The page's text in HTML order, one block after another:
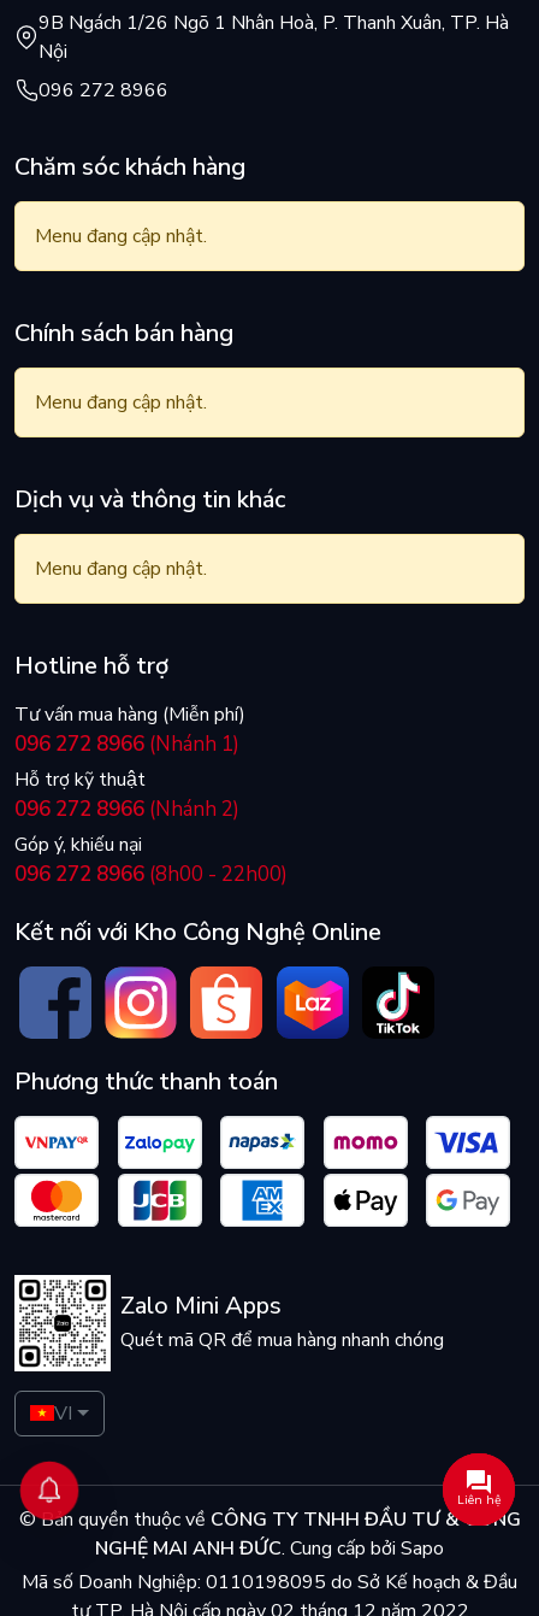
9B Ngách 1/26 Ngõ 1 Nhân Hoà, P. Thanh Xuân, TP. Hà
Nội
096 272 8966
Chăm sóc khách hàng
Menu đang cập nhật.
Chính sách bán hàng
Menu đang cập nhật.
Dịch vụ và thông tin khác
Menu đang cập nhật.
Hotline hỗ trợ
Tư vấn mua hàng (Miễn phí)
096 272 8966 (Nhánh 1)
Hỗ trợ kỹ thuật
096 272 8966 (Nhánh 2)
Góp ý, khiếu nại
096 272 8966 (8h00 - 22h00)
Kết nối với Kho Công Nghệ Online
Phương thức thanh toán
Zalo Mini Apps
Quét mã QR để mua hàng nhanh chóng
VI
© Bản quyền thuộc về CÔNG TY TNHH ĐẦU TƯ & CÔNG
NGHỆ MAI ANH ĐỨC. Cung cấp bởi Sapo
Mã số Doanh Nghiệp: 0110198095 do Sở Kế hoạch & Đầu
Liên hệ